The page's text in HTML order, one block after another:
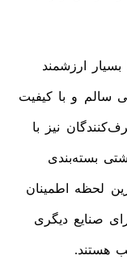
بسیار ارزشمند
سالم و با کیفیت
نیز با
بسته‌بندی
لحظه اطمینان
صنایع دیگری
هستند.